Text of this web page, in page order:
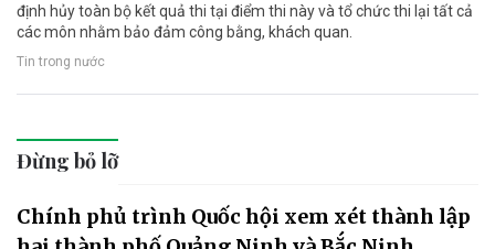
định hủy toàn bộ kết quả thi tại điểm thi này và tổ chức thi lại tất cả
các môn nhằm bảo đảm công bằng, khách quan.
Tin trong nước
Đừng bỏ lỡ
Chính phủ trình Quốc hội xem xét thành lập